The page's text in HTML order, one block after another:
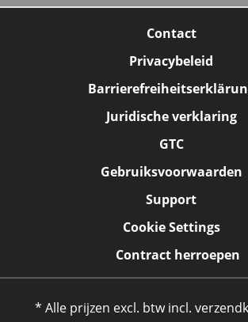
Contact
Privacybeleid
Juridische verklaring
GTC
Gebruiksvoorwaarden
Support
Cookie Settings
Contract herroepen
* Alle prijzen excl. btw incl.